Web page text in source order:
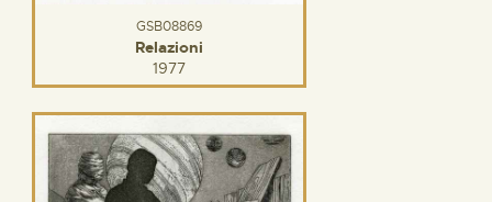
GSB08869
Relazioni
1977